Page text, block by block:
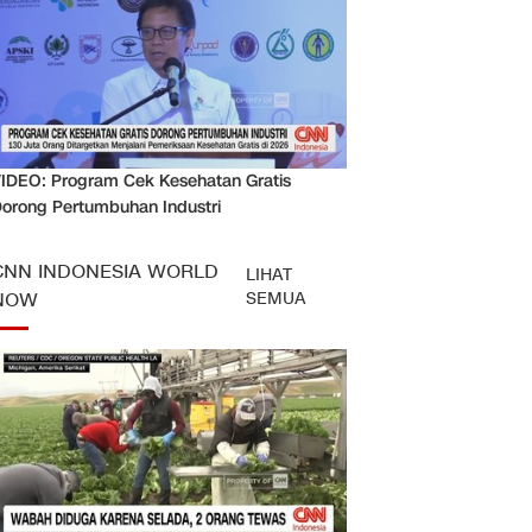
Program Cek Kesehatan Gratis
Pertumbuhan Industri
INDONESIA WORLD
LIHAT
SEMUA